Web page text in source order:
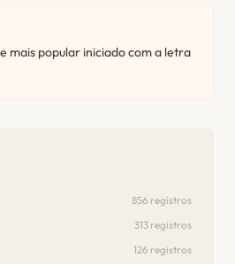
mais popular iniciado com a letra
856 registros
313 registros
126 registros